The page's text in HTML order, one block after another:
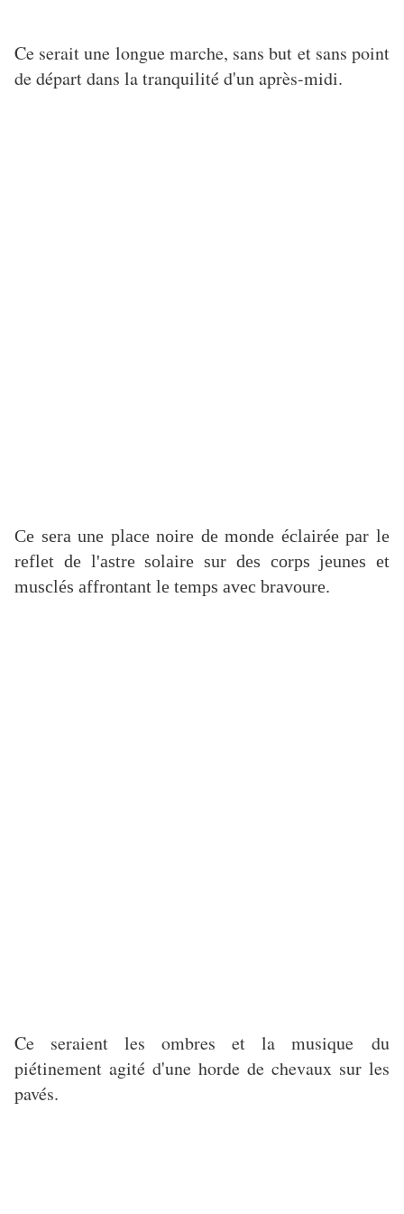
Ce serait une longue marche, sans but et sans point
de départ dans la tranquilité d'un après-midi.
Ce sera une place noire de monde éclairée par le
reflet de l'astre solaire sur des corps jeunes et
musclés affrontant le temps avec bravoure.
Ce seraient les ombres et la musique du
piétinement agité d'une horde de chevaux sur les
pavés.